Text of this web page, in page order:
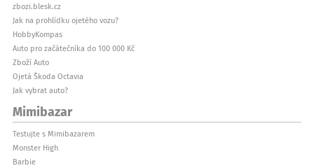
zbozi.blesk.cz
Jak na prohlídku ojetého vozu?
HobbyKompas
Auto pro začátečníka do 100 000 Kč
Zboží Auto
Ojetá Škoda Octavia
Jak vybrat auto?
Mimibazar
Testujte s Mimibazarem
Monster High
Barbie